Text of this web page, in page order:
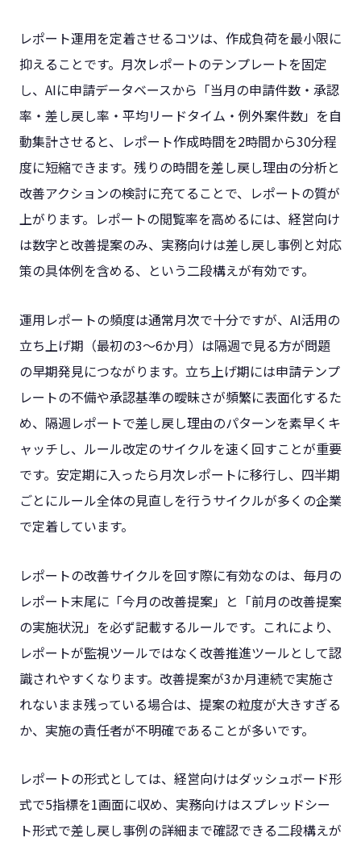
レポート運用を定着させるコツは、作成負荷を最小限に
抑えることです。月次レポートのテンプレートを固定
し、AIに申請データベースから「当月の申請件数・承認
率・差し戻し率・平均リードタイム・例外案件数」を自
動集計させると、レポート作成時間を2時間から30分程
度に短縮できます。残りの時間を差し戻し理由の分析と
改善アクションの検討に充てることで、レポートの質が
上がります。レポートの閲覧率を高めるには、経営向け
は数字と改善提案のみ、実務向けは差し戻し事例と対応
策の具体例を含める、という二段構えが有効です。
運用レポートの頻度は通常月次で十分ですが、AI活用の
立ち上げ期（最初の3〜6か月）は隔週で見る方が問題
の早期発見につながります。立ち上げ期には申請テンプ
レートの不備や承認基準の曖昧さが頻繁に表面化するた
め、隔週レポートで差し戻し理由のパターンを素早くキ
ャッチし、ルール改定のサイクルを速く回すことが重要
です。安定期に入ったら月次レポートに移行し、四半期
ごとにルール全体の見直しを行うサイクルが多くの企業
で定着しています。
レポートの改善サイクルを回す際に有効なのは、毎月の
レポート末尾に「今月の改善提案」と「前月の改善提案
の実施状況」を必ず記載するルールです。これにより、
レポートが監視ツールではなく改善推進ツールとして認
識されやすくなります。改善提案が3か月連続で実施さ
れないまま残っている場合は、提案の粒度が大きすぎる
か、実施の責任者が不明確であることが多いです。
レポートの形式としては、経営向けはダッシュボード形
式で5指標を1画面に収め、実務向けはスプレッドシー
ト形式で差し戻し事例の詳細まで確認できる二段構えが